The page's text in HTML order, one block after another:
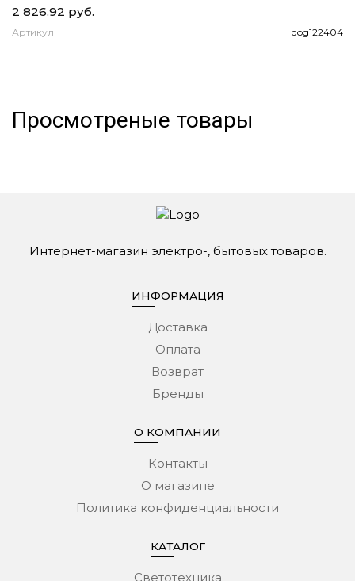
2 826.92 руб.
Артикул dog122404
Просмотреные товары
Интернет-магазин электро-, бытовых товаров.
ИНФОРМАЦИЯ
Доставка
Оплата
Возврат
Бренды
О КОМПАНИИ
Контакты
О магазине
Политика конфиденциальности
КАТАЛОГ
Светотехника